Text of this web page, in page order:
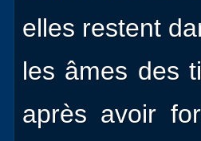
elles restent
les âmes des
après avoir